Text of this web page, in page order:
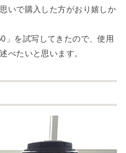
いで購入した方がおり嬉しか
」を試写してきたので、使用
べたいと思います。